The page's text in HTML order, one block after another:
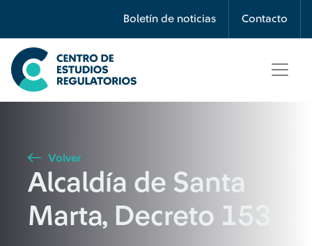
Boletín de noticias Contacto
Búsqueda
Seleccione país
Buscar
Volver
Alcaldía de Santa
Marta, Decreto 153